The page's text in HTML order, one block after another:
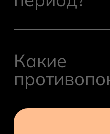
корочек, как
Умываться и
можно уже в день
Какие
Процедуру